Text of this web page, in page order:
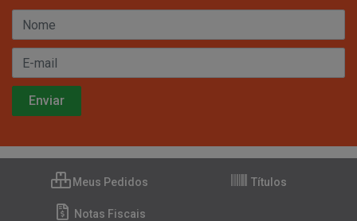
Meus Pedidos Títulos
Notas Fiscais